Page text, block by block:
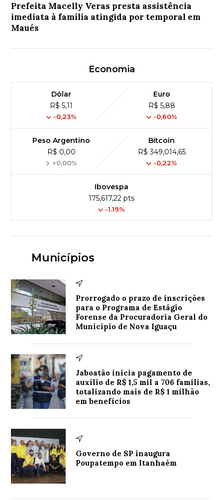
Prefeita Macelly Veras presta assistência
imediata à família atingida por temporal em
Maués
Economia
Dólar
R$ 5,11
-0,23%
Euro
R$ 5,88
-0,60%
Peso Argentino
R$ 0,00
+0,00%
Bitcoin
R$ 349,014,65
-0,22%
Ibovespa
175,617,22 pts
-1.19%
Municípios
Prorrogado o prazo de inscrições
para o Programa de Estágio
Forense da Procuradoria Geral do
Município de Nova Iguaçu
Jaboatão inicia pagamento de
auxílio de R$ 1,5 mil a 706 famílias,
totalizando mais de R$ 1 milhão
em benefícios
Governo de SP inaugura
Poupatempo em Itanhaém